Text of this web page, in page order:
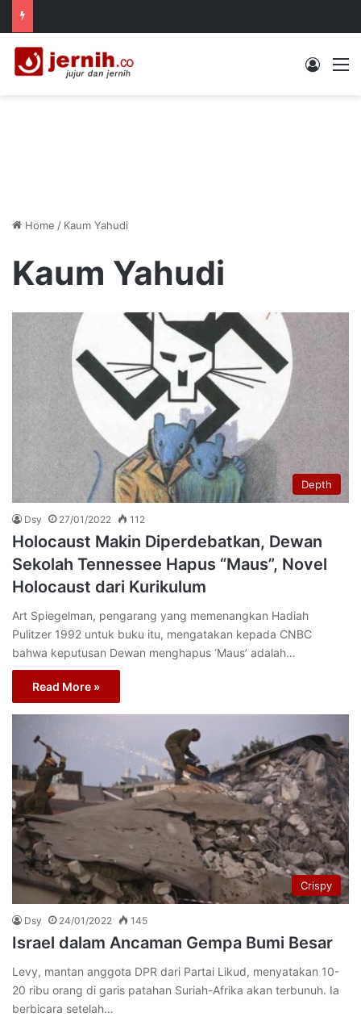
Log In
Home / Kaum Yahudi
Kaum Yahudi
Depth
Dsy 27/01/2022 112
Holocaust Makin Diperdebatkan, Dewan
Sekolah Tennessee Hapus “Maus”, Novel
Holocaust dari Kurikulum
Art Spiegelman, pengarang yang memenangkan Hadiah
Pulitzer 1992 untuk buku itu, mengatakan kepada CNBC
bahwa keputusan Dewan menghapus ‘Maus’ adalah…
Read More »
Crispy
Dsy 24/01/2022 145
Israel dalam Ancaman Gempa Bumi Besar
Levy, mantan anggota DPR dari Partai Likud, menyatakan 10-
20 ribu orang di garis patahan Suriah-Afrika akan terbunuh. Ia
berbicara setelah…